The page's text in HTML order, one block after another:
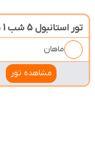
تور استانبول 5 شب 1 شهریور
ماهان
مشاهده تور